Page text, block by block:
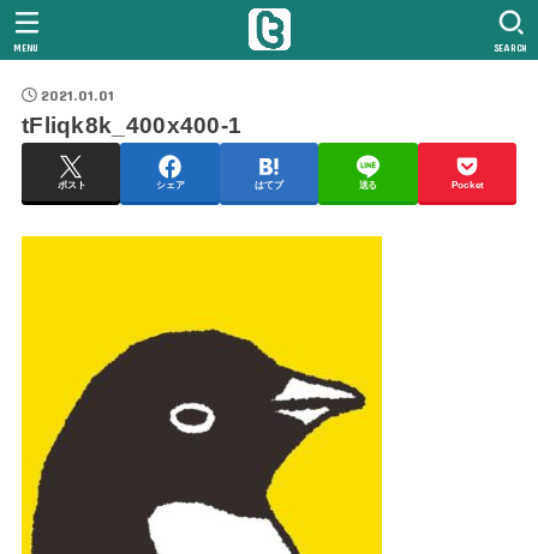
SEARCH
MENU
2021.01.01
tFliqk8k_400x400-1
ポスト シェア はてブ 送る Pocket